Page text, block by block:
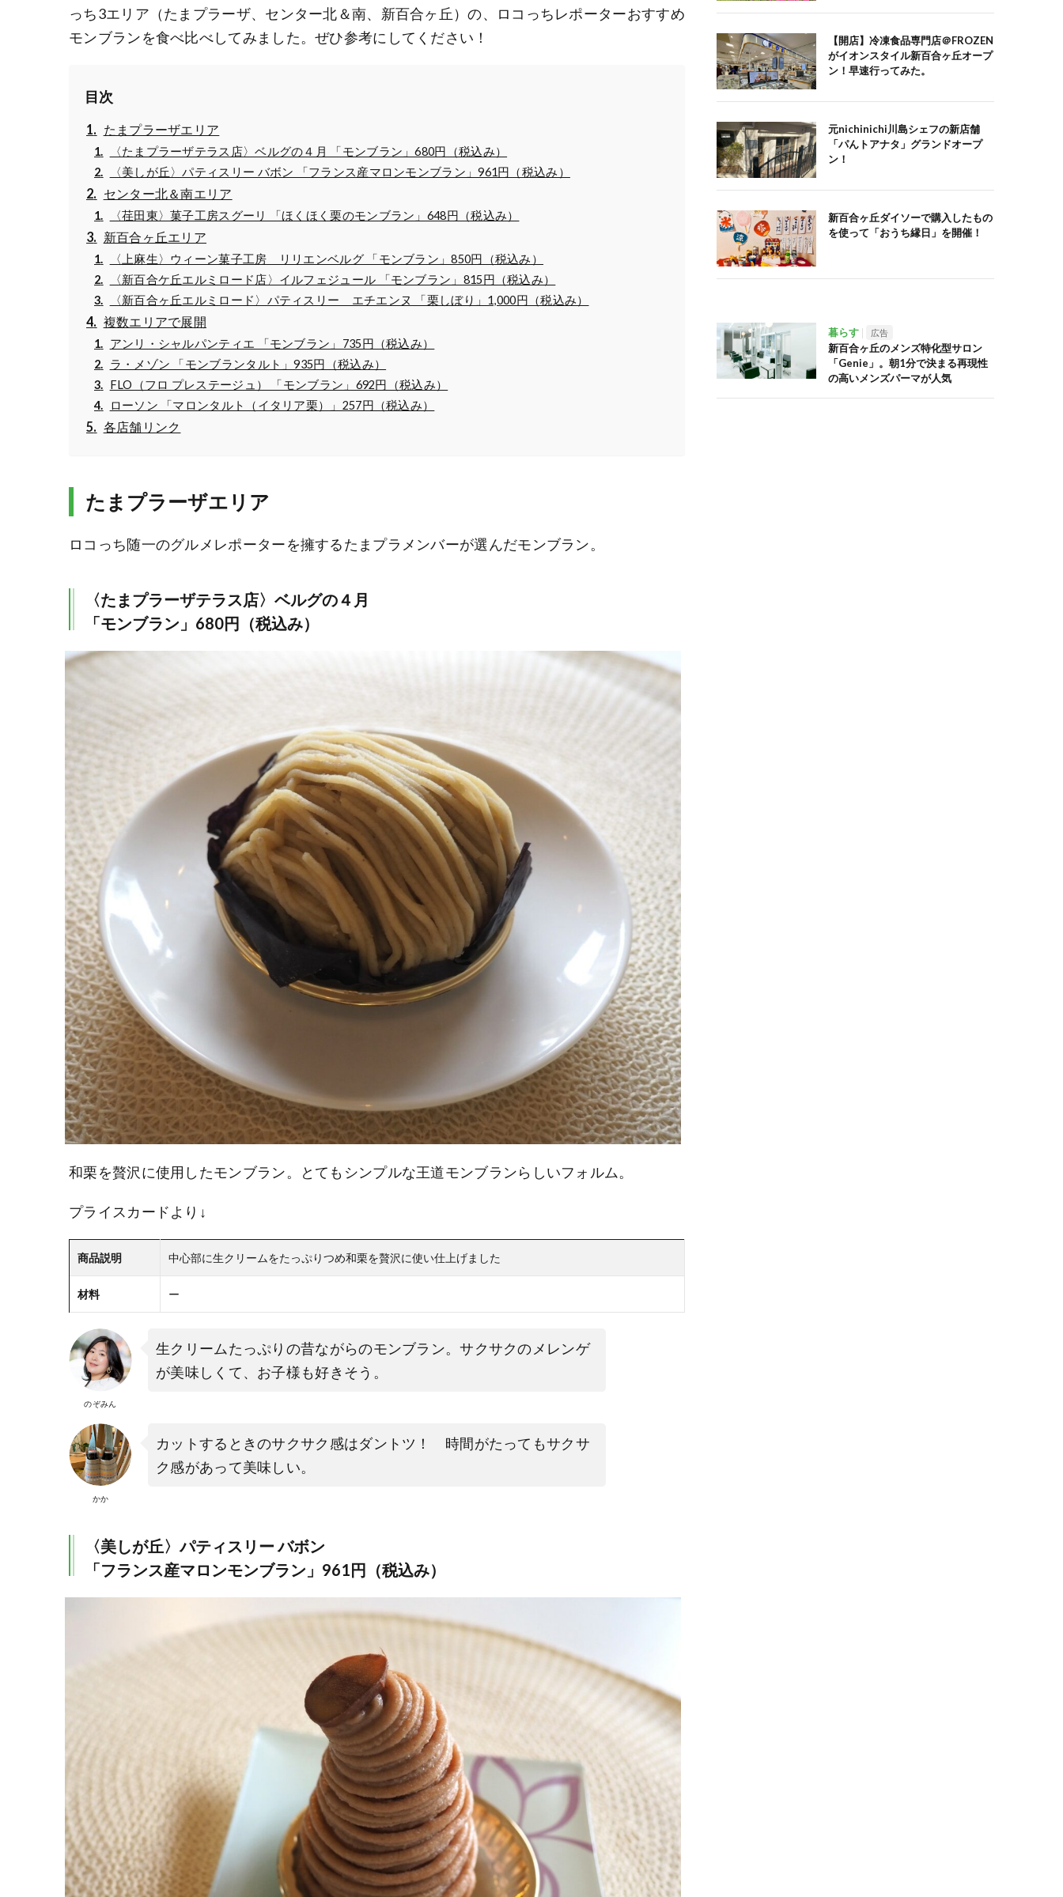
っち3エリア（たまプラーザ、センター北＆南、新百合ヶ丘）の、ロコっちレポーターおすすめ
モンブランを食べ比べしてみました。ぜひ参考にしてください！
目次
たまプラーザエリア
〈たまプラーザテラス店〉ベルグの４月 「モンブラン」680円（税込み）
〈美しが丘〉パティスリー バボン 「フランス産マロンモンブラン」961円（税込み）
センター北＆南エリア
〈荏田東〉菓子工房スグーリ 「ほくほく栗のモンブラン」648円（税込み）
新百合ヶ丘エリア
〈上麻生〉ウィーン菓子工房 リリエンベルグ 「モンブラン」850円（税込み）
〈新百合ケ丘エルミロード店〉イルフェジュール 「モンブラン」815円（税込み）
〈新百合ヶ丘エルミロード〉パティスリー エチエンヌ 「栗しぼり」1,000円（税込み）
複数エリアで展開
アンリ・シャルパンティエ 「モンブラン」735円（税込み）
ラ・メゾン 「モンブランタルト」935円（税込み）
FLO（フロ プレステージュ） 「モンブラン」692円（税込み）
ローソン 「マロンタルト（イタリア栗）」257円（税込み）
各店舗リンク
たまプラーザエリア
ロコっち随一のグルメレポーターを擁するたまプラメンバーが選んだモンブラン。
〈たまプラーザテラス店〉ベルグの４月
「モンブラン」680円（税込み）
和栗を贅沢に使用したモンブラン。とてもシンプルな王道モンブランらしいフォルム。
プライスカードより↓
商品説明 中心部に生クリームをたっぷりつめ和栗を贅沢に使い仕上げました
材料 ー
のぞみん
生クリームたっぷりの昔ながらのモンブラン。サクサクのメレンゲ
が美味しくて、お子様も好きそう。
かか
カットするときのサクサク感はダントツ！ 時間がたってもサクサ
ク感があって美味しい。
〈美しが丘〉パティスリー バボン
「フランス産マロンモンブラン」961円（税込み）
【開店】冷凍食品専門店＠FROZEN
がイオンスタイル新百合ヶ丘オープ
ン！早速行ってみた。
元nichinichi川島シェフの新店舗
「パんトアナタ」グランドオープ
ン！
新百合ヶ丘ダイソーで購入したもの
を使って「おうち縁日」を開催！
暮らす 広告
新百合ヶ丘のメンズ特化型サロン
「Genie」。朝1分で決まる再現性
の高いメンズパーマが人気